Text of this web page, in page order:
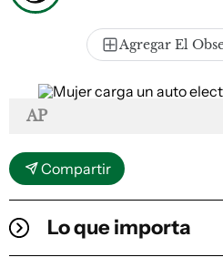
Agregar El
AP
Compartir
Lo que importa